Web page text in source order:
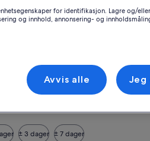
30 28 29
± 3 dager ± 7 dager
akkurat det du trenger. Våre
for alle, med for eksempel
Lidhult
for identifikasjon. Lagre og/
og innhold, annonsering- og
Avvis alle Jeg